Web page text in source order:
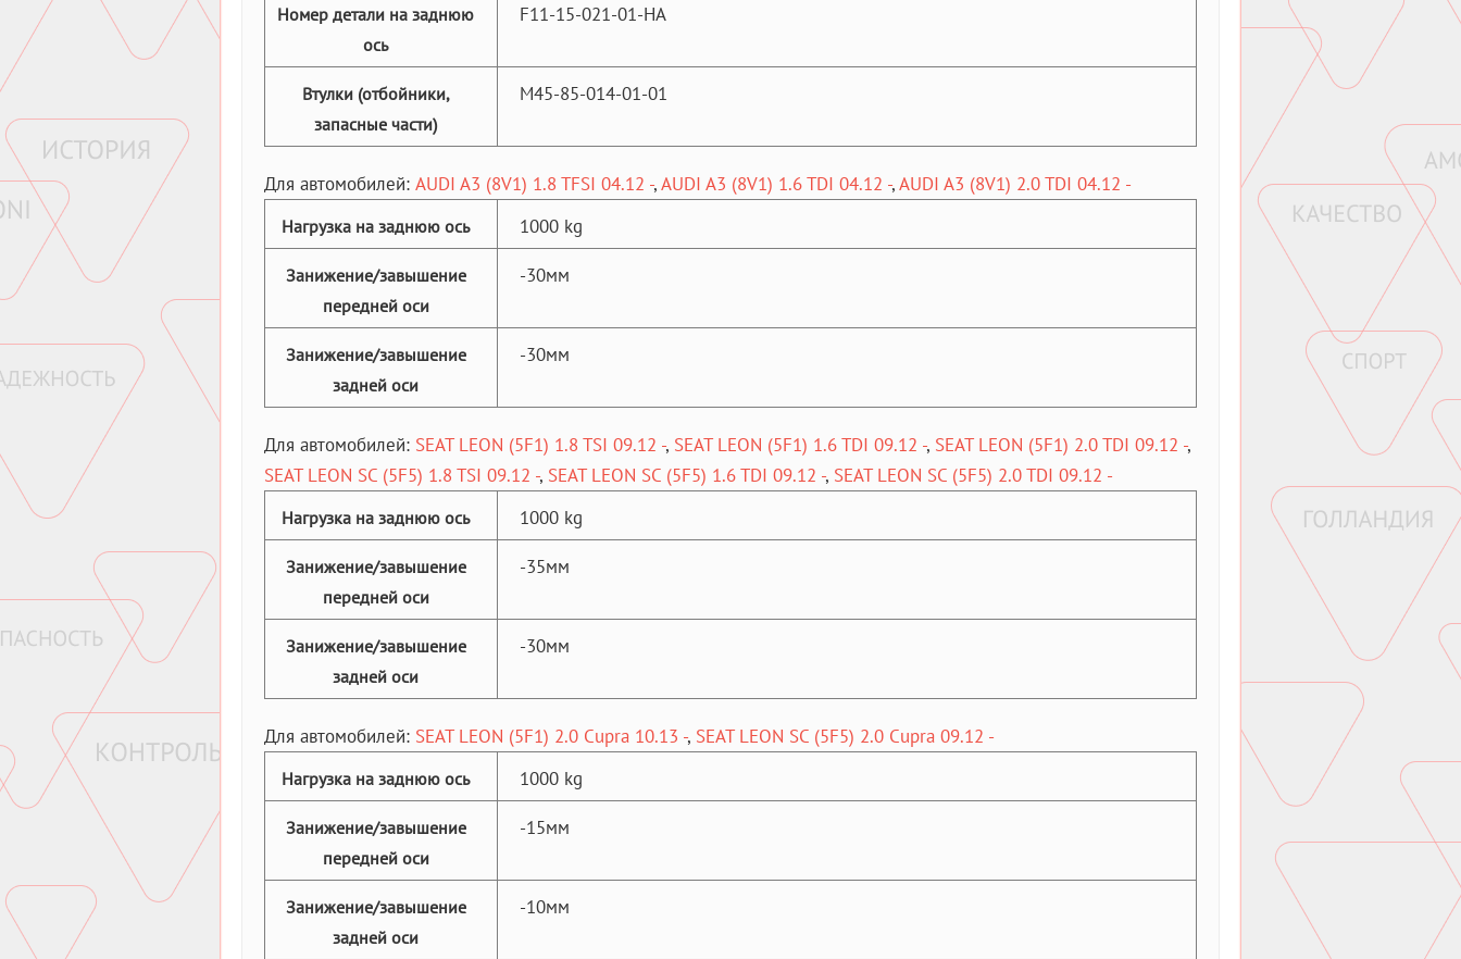
Номер детали на заднюю
ось
F11-15-021-01-HA
Втулки (отбойники,
запасные части)
M45-85-014-01-01
Для автомобилей: AUDI A3 (8V1) 1.8 TFSI 04.12 -,AUDI A3 (8V1) 1.6 TDI 04.12 -,AUDI A3 (8V1) 2.0 TDI 04.12 -
Нагрузка на заднюю ось 1000 kg
Занижение/завышение
передней оси
-30мм
Занижение/завышение
задней оси
-30мм
Для автомобилей: SEAT LEON (5F1) 1.8 TSI 09.12 -, SEAT LEON (5F1) 1.6 TDI 09.12 -, SEAT LEON (5F1) 2.0 TDI 09.12 -,
SEAT LEON SC (5F5) 1.8 TSI 09.12 -, SEAT LEON SC (5F5) 1.6 TDI 09.12 -, SEAT LEON SC (5F5) 2.0 TDI 09.12 -
Нагрузка на заднюю ось 1000 kg
Занижение/завышение
передней оси
-35мм
Занижение/завышение
задней оси
-30мм
Для автомобилей: SEAT LEON (5F1) 2.0 Cupra 10.13 -, SEAT LEON SC (5F5) 2.0 Cupra 09.12 -
Нагрузка на заднюю ось 1000 kg
Занижение/завышение
передней оси
-15мм
Занижение/завышение
задней оси
-10мм